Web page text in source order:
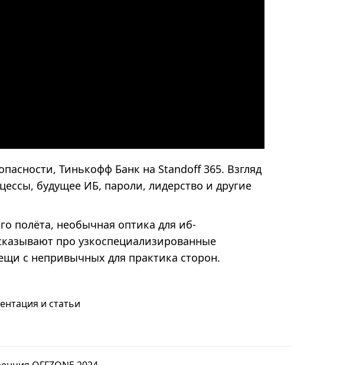
Тинькофф Банк на Standoff 365. Взгляд
будущее ИБ, пароли, лидерство и другие
полёта, необычная оптика для иб-
про узкоспециализированные
с непривычных для практика сторон.
и статьи